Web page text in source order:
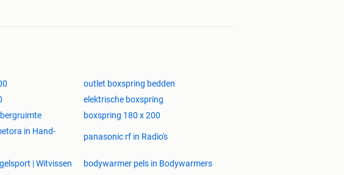
outlet boxspring bedden
elektrische boxspring
boxspring 180 x 200
in Hand-
panasonic rf in Radio's
| Witvissen bodywarmer pels in Bodywarmers